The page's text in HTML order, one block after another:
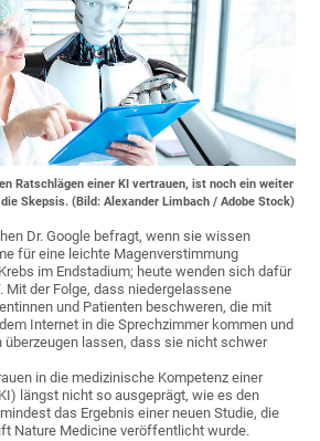
Ratschlägen einer KI vertrauen, ist noch ein weiter
Skepsis. (Bild: Alexander Limbach / Adobe Stock)
Dr. Google befragt, wenn sie wissen
für eine leichte Magenverstimmung
im Endstadium; heute wenden sich dafür
Mit der Folge, dass niedergelassene
und Patienten beschweren, die mit
Internet in die Sprechzimmer kommen und
überzeugen lassen, dass sie nicht schwer
in die medizinische Kompetenz einer
längst nicht so ausgeprägt, wie es den
das Ergebnis einer neuen Studie, die
Nature Medicine veröffentlicht wurde.